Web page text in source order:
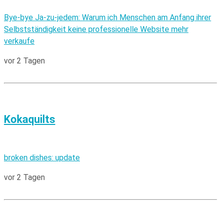
Bye-bye Ja-zu-jedem: Warum ich Menschen am Anfang ihrer
Selbstständigkeit keine professionelle Website mehr
verkaufe
vor 2 Tagen
Kokaquilts
broken dishes: update
vor 2 Tagen